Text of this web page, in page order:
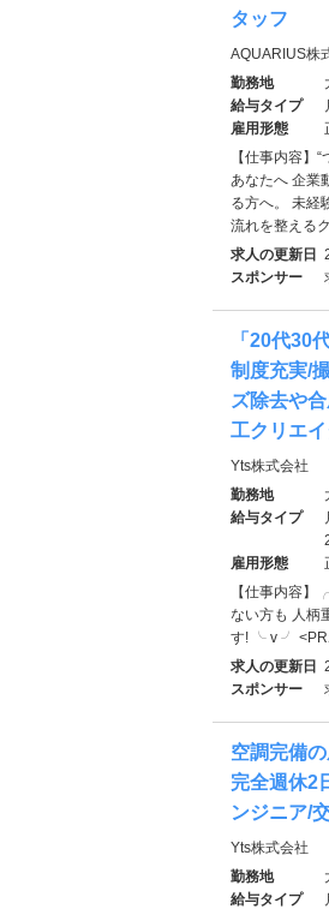
タッフ
AQUARIUS株
勤務地
給与タイプ
雇用形態
【仕事内容】
あなたへ 企業
る方へ。 未経
流れを整える
求人の更新日
スポンサー
「20代30
制度充実/
ズ除去や
工クリエ
Yts株式会社
勤務地
給与タイプ
雇用形態
【仕事内容】
ない方も 人柄
す! ╰ v ╯ <PR
求人の更新日
スポンサー
空調完備
完全週休2
ンジニア/
Yts株式会社
勤務地
給与タイプ